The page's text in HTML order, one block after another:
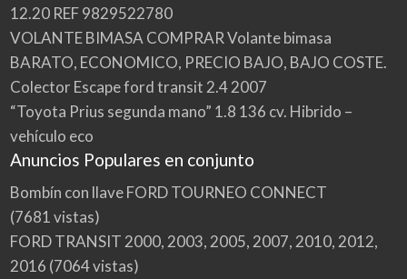
12.20 REF 9829522780
VOLANTE BIMASA COMPRAR Volante bimasa
BARATO, ECONOMICO, PRECIO BAJO, BAJO COSTE.
Colector Escape ford transit 2.4 2007
“Toyota Prius segunda mano” 1.8 136 cv. Hibrido –
vehículo eco
Anuncios Populares en conjunto
Bombín con llave FORD TOURNEO CONNECT
(7681 vistas)
FORD TRANSIT 2000, 2003, 2005, 2007, 2010, 2012,
2016 (7064 vistas)